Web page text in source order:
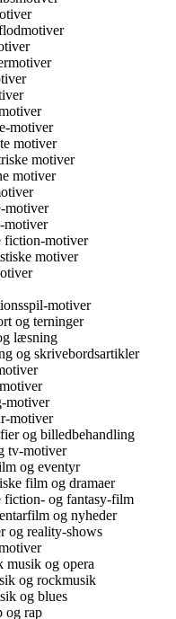
motiver
motiver
motiver
motiver
motiver
motiver
fiction-motiver
motiver
motiver
og terninger
læsning
og skrivebordsartikler
motiver
motiver
og billedbehandling
tv-motiver
og eventyr
film og dramaer
fiction- og fantasy-film
og nyheder
og reality-shows
musik og opera
og rockmusik
og blues
og rap